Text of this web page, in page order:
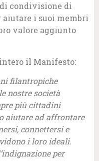
condivisione di
aiutare i suoi membri
valore aggiunto
il Manifesto:
filantropiche
nostre società
più cittadini
aiutare ad affrontare
connettersi e
i loro ideali.
per